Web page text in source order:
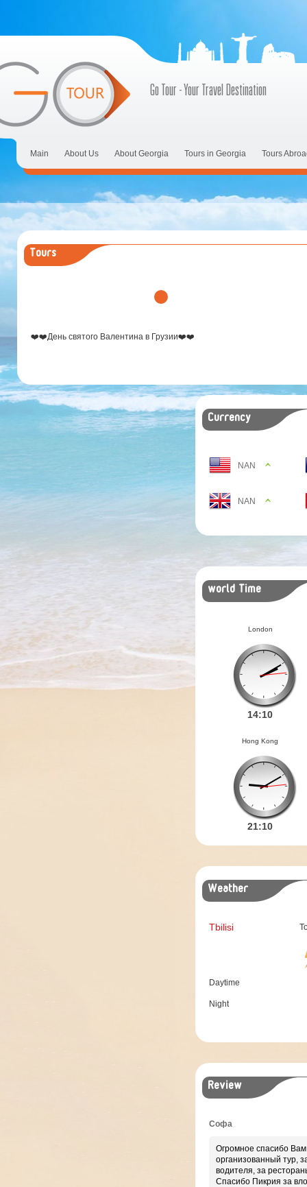
Go Tour - Your Travel Destination
Main About Us About Georgia Tours in Georgia Tours
Tours
❤️❤️День святого Валентина в Грузии❤️❤️
Currency
NAN
NAN
world Time
London
14:10
Hong Kong
21:10
Weather
Tbilisi
Daytime
Night
Review
Софа
Огромное спасибо
организованный тур,
водителя, за
Спасибо Пикрия за